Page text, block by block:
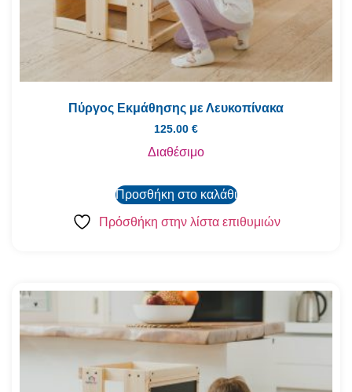
Πύργος Εκμάθησης με Λευκοπίνακα
125.00 €
Διαθέσιμο
Προσθήκη στο καλάθι
Πρόσθήκη στην λίστα επιθυμιών